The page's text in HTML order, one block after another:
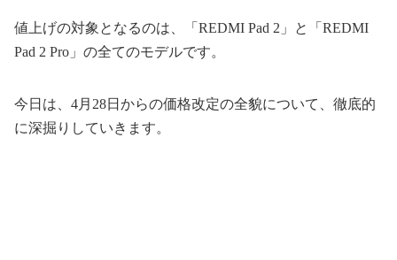
値上げの対象となるのは、「REDMI Pad 2」と「REDMI
Pad 2 Pro」の全てのモデルです。
今日は、4月28日からの価格改定の全貌について、徹底的
に深掘りしていきます。